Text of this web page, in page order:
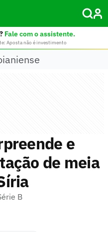
Fale com o assistente.
Aposta não é investimento
e
de meia
B